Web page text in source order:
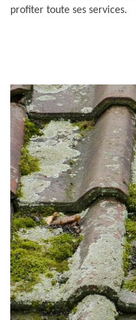
profiter toute ses services.